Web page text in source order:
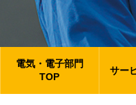
電気・電子部門
TOP
サー